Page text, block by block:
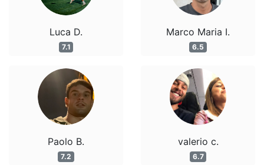
Luca D.
7.1
Paolo B.
7.2
Marco Maria I.
6.5
valerio c.
6.7